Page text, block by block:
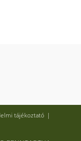
tájékoztató